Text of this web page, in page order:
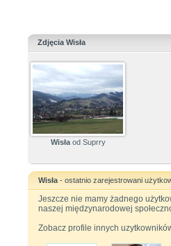
Zdjęcia Wisła
Wisłaod Suprry
Wisła - ostatnio zarejestrowani
Jeszcze nie mamy żadnego
naszej międzynarodowej
Zobacz profile innych